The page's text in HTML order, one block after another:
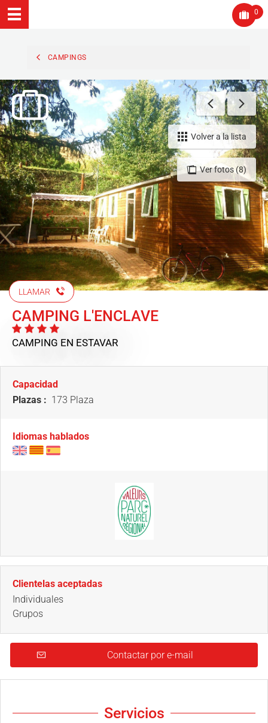
0
CAMPINGS
Ver fotos (8)
Volver a la lista
LLAMAR
CAMPING L'ENCLAVE
CAMPING EN ESTAVAR
Capacidad
Plazas : 173 Plaza
Idiomas hablados
Clientelas aceptadas
Individuales
Grupos
Contactar por e-mail
Servicios